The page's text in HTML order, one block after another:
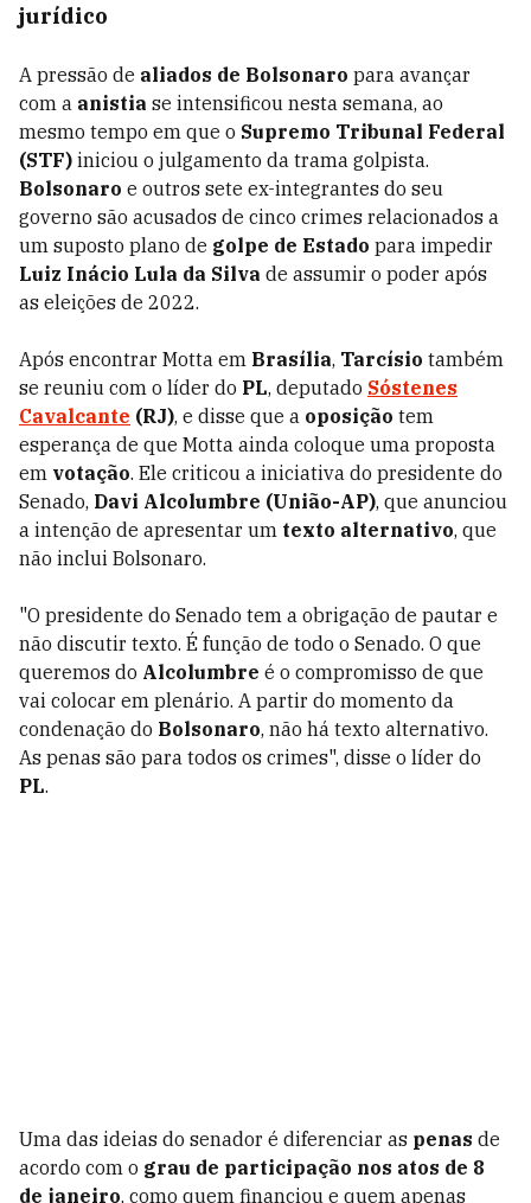
jurídico
A pressão de aliados de Bolsonaro para avançar
com a anistia se intensificou nesta semana, ao
mesmo tempo em que o Supremo Tribunal Federal
(STF) iniciou o julgamento da trama golpista.
Bolsonaro e outros sete ex-integrantes do seu
governo são acusados de cinco crimes relacionados a
um suposto plano de golpe de Estado para impedir
Luiz Inácio Lula da Silva de assumir o poder após
as eleições de 2022.
Após encontrar Motta em Brasília, Tarcísio também
se reuniu com o líder do PL, deputado Sóstenes
Cavalcante (RJ), e disse que a oposição tem
esperança de que Motta ainda coloque uma proposta
em votação. Ele criticou a iniciativa do presidente do
Senado, Davi Alcolumbre (União-AP), que anunciou
a intenção de apresentar um texto alternativo, que
não inclui Bolsonaro.
"O presidente do Senado tem a obrigação de pautar e
não discutir texto. É função de todo o Senado. O que
queremos do Alcolumbre é o compromisso de que
vai colocar em plenário. A partir do momento da
condenação do Bolsonaro, não há texto alternativo.
As penas são para todos os crimes", disse o líder do
PL.
Uma das ideias do senador é diferenciar as penas de
acordo com o grau de participação nos atos de 8
de janeiro, como quem financiou e quem apenas